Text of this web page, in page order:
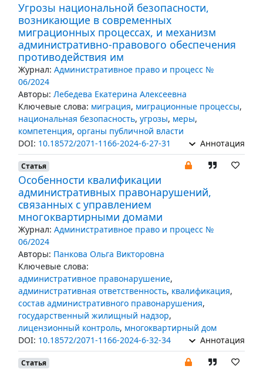
Угрозы национальной безопасности,
возникающие в современных
миграционных процессах, и механизм
административно-правового обеспечения
противодействия им
Журнал: Административное право и процесс №
06/2024
Авторы: Лебедева Екатерина Алексеевна
Ключевые слова: миграция, миграционные процессы,
национальная безопасность, угрозы, меры,
компетенция, органы публичной власти
DOI: 10.18572/2071-1166-2024-6-27-31 Аннотация
Статья
Особенности квалификации
административных правонарушений,
связанных с управлением
многоквартирными домами
Журнал: Административное право и процесс №
06/2024
Авторы: Панкова Ольга Викторовна
Ключевые слова:
административное правонарушение,
административная ответственность, квалификация,
состав административного правонарушения,
государственный жилищный надзор,
лицензионный контроль, многоквартирный дом
DOI: 10.18572/2071-1166-2024-6-32-34 Аннотация
Статья